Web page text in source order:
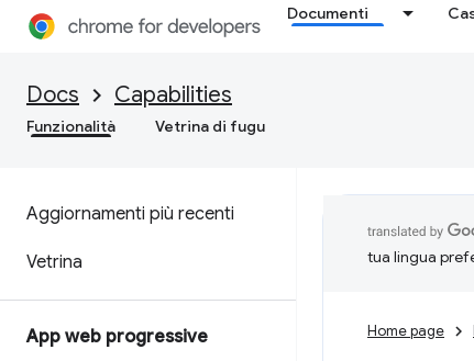
Documenti
Docs Capabilities
Funzionalità Vetrina di fugu
Aggiornamenti più recenti
Vetrina
App web progressive
tua lingua
Home page